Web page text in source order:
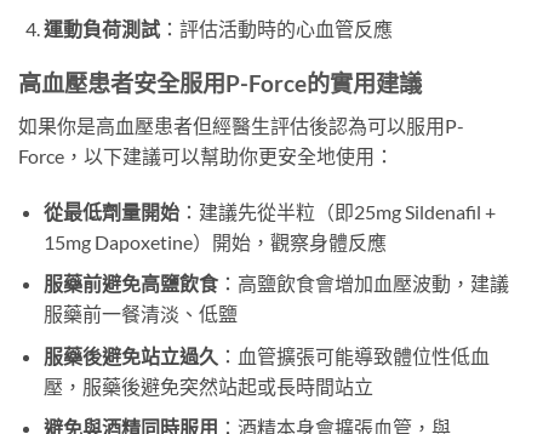
運動負荷測試：評估活動時的心血管反應
高血壓患者安全服用P-Force的實用建議
如果你是高血壓患者但經醫生評估後認為可以服用P-
Force，以下建議可以幫助你更安全地使用：
從最低劑量開始：建議先從半粒（即25mg Sildenafil +
15mg Dapoxetine）開始，觀察身體反應
服藥前避免高鹽飲食：高鹽飲食會增加血壓波動，建議
服藥前一餐清淡、低鹽
服藥後避免站立過久 ：血管擴張可能導致體位性低血
壓，服藥後避免突然站起或長時間站立
避免與酒精同時服用 ：酒精本身會擴張血管，與